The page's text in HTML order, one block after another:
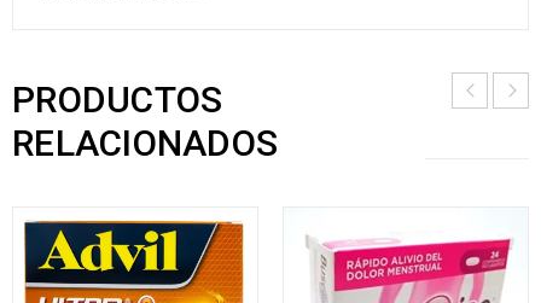
PRODUCTOS
RELACIONADOS